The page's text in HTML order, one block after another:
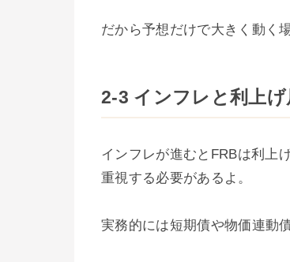
だから予想だけで大きく動く
2-3 インフレと利上
インフレが進むとFRBは利上
重視する必要があるよ。
実務的には短期債や物価連動